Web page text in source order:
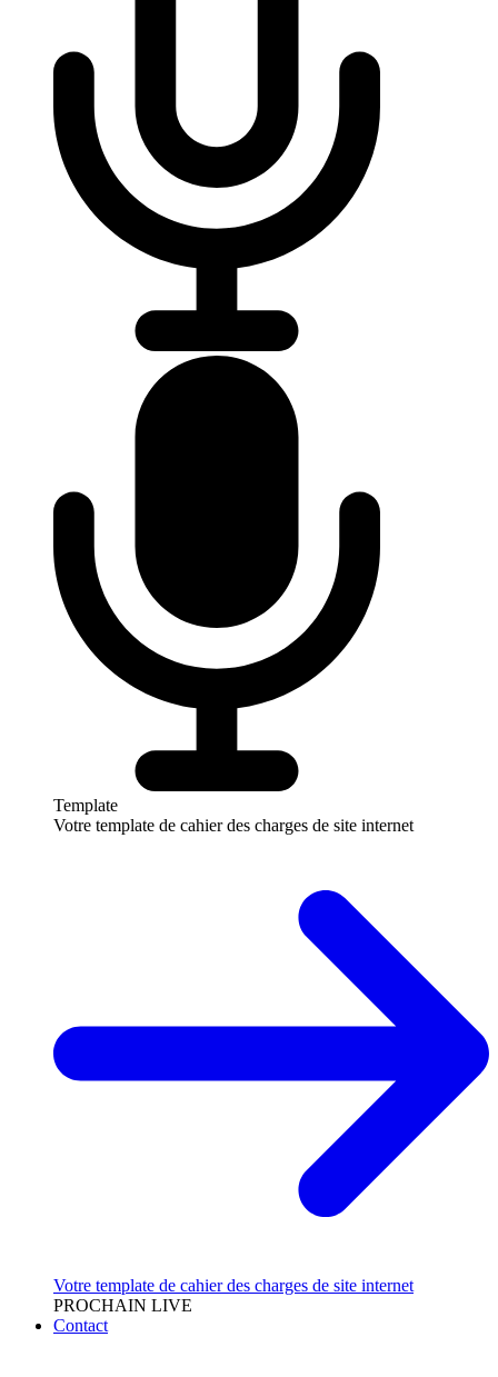
Template
Votre template de cahier des charges de site internet
Votre template de cahier des charges de site internet
PROCHAIN LIVE
Contact